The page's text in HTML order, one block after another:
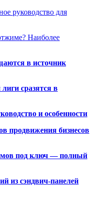
руководство для
Наиболее
в источник
сразятся в
и особенности
продвижения бизнесов
под ключ — полный
из сэндвич-панелей